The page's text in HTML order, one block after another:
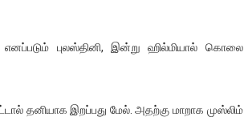
புலஸ்தினி, இன்று ஹில்மியால் கொலை
தனியாக இறப்பது மேல். அதற்கு மாறாக முஸ்லிம்